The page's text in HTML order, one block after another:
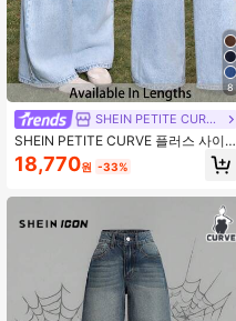
4.80 195K 팔로워
8
SHEIN PETITE CURVE
SHEIN PETITE CURVE 플러스 사이
즈 가을 가을 겨울 개학 동창회 할로윈
크리스마스 Y2k 귀여운 스트리트웨어
공항 여성 포켓 루즈 캐주얼 다용도 블
루 진 와이드 레그 팬츠 발렌타인 데이
18,770원 -33%